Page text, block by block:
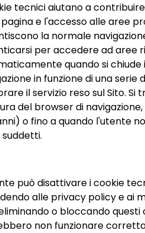
tecnici aiutano a
e l'accesso alle aree
la normale
per accedere ad aree
quando si
in funzione di una
il servizio reso sul Sito.
del browser di
o fino a quando l'utente
suddetti.
può disattivare i cookie
alle privacy policy e ai
o bloccando
non funzionare